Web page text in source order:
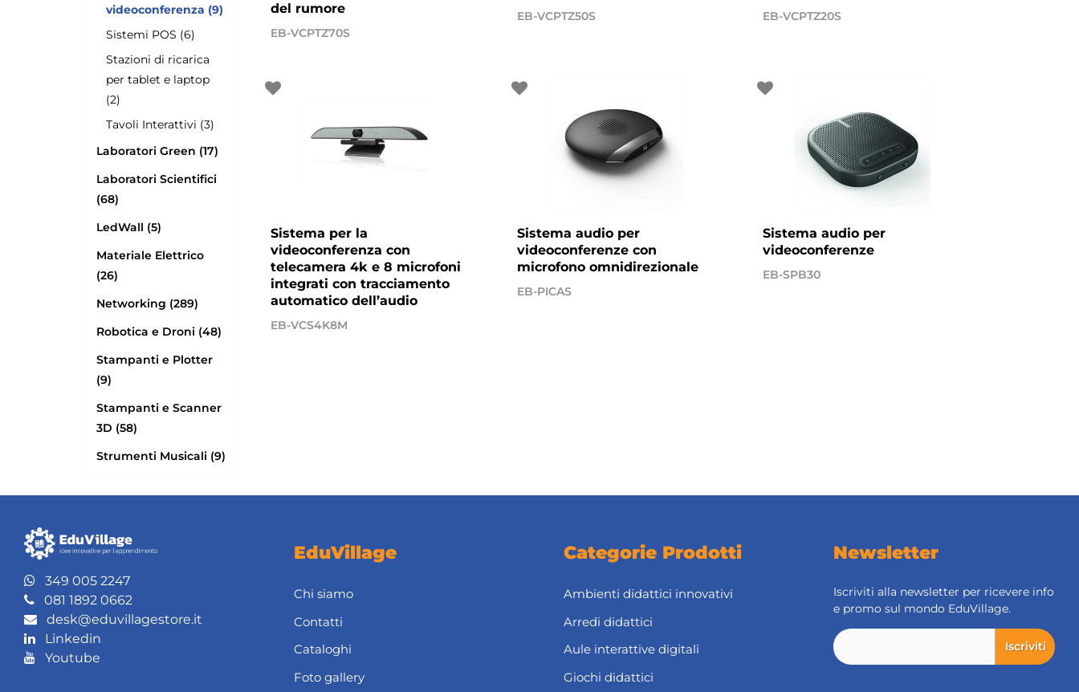
videoconferenza (9)
Sistemi POS (6)
Stazioni di ricarica
per tablet e laptop
(2)
Tavoli Interattivi (3)
Laboratori Green (17)
Laboratori Scientifici
(68)
LedWall (5)
Materiale Elettrico
(26)
Networking (289)
Robotica e Droni (48)
Stampanti e Plotter
(9)
Stampanti e Scanner
3D (58)
Strumenti Musicali (9)
del rumore
EB-VCPTZ70S
EB-VCPTZ50S EB-VCPTZ20S
Sistema per la
videoconferenza con
telecamera 4k e 8 microfoni
integrati con tracciamento
automatico dell’audio
EB-VCS4K8M
Sistema audio per
videoconferenze con
microfono omnidirezionale
EB-PICAS
Sistema audio per
videoconferenze
EB-SPB30
349 005 2247
081 1892 0662
desk@eduvillagestore.it
Linkedin
Youtube
EduVillage
Chi siamo
Contatti
Cataloghi
Foto gallery
Categorie Prodotti
Ambienti didattici innovativi
Arredi didattici
Aule interattive digitali
Giochi didattici
Newsletter
Iscriviti alla newsletter per ricevere info
e promo sul mondo EduVillage.